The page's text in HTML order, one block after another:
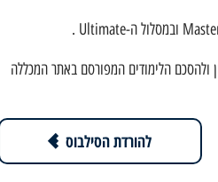
ולהסכם הלימודים המפורסם באתר המכללה
להורדת הסילבוס